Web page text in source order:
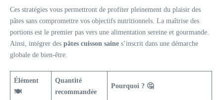
Ces stratégies vous permettront de profiter pleinement du plaisir des
pâtes sans compromettre vos objectifs nutritionnels. La maîtrise des
portions est le premier pas vers une alimentation sereine et gourmande.
Ainsi, intégrer des pâtes cuisson saine s’inscrit dans une démarche
globale de bien-être.
Élément
🍽️
Quantité
recommandée
Pourquoi ? 🤔